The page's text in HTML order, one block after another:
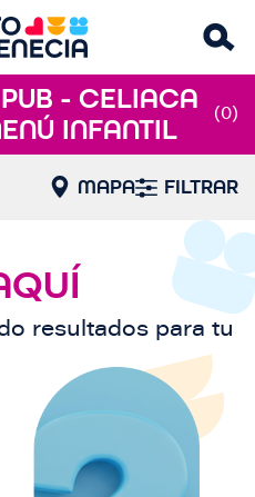
- CELIACA
INFANTIL
(0)
MAPA FILTRAR
resultados para tu